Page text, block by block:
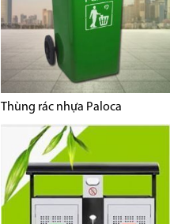
Thùng rác nhựa Paloca